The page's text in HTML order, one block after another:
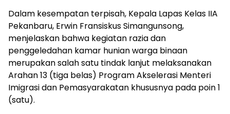
Dalam kesempatan terpisah, Kepala Lapas Kelas IIA
Pekanbaru, Erwin Fransiskus Simangunsong,
menjelaskan bahwa kegiatan razia dan
penggeledahan kamar hunian warga binaan
merupakan salah satu tindak lanjut melaksanakan
Arahan 13 (tiga belas) Program Akselerasi Menteri
Imigrasi dan Pemasyarakatan khususnya pada poin 1
(satu).